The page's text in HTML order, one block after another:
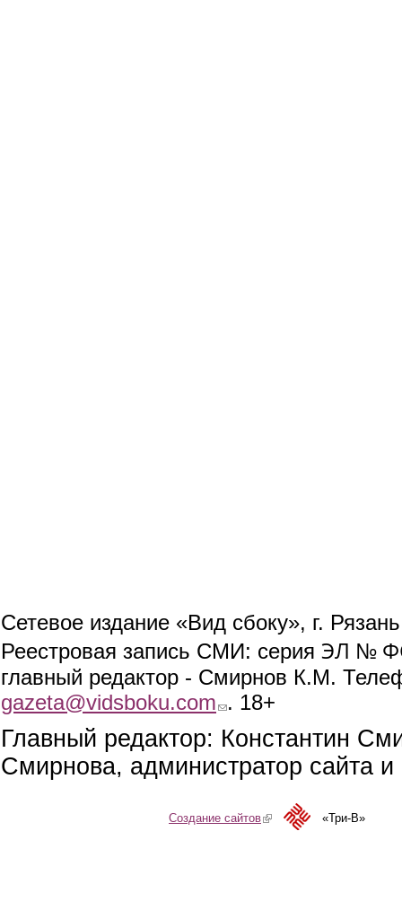
Сетевое издание «Вид сбоку», г.
Реестровая запись СМИ: серия ЭЛ №
главный редактор - Смирнов К.М.
gazeta@vidsboku.com (link sends e-mail)
. 18+
Главный редактор: Константин
Смирнова, администратор сайта
Создание сайтов(link is external)«Три-В»